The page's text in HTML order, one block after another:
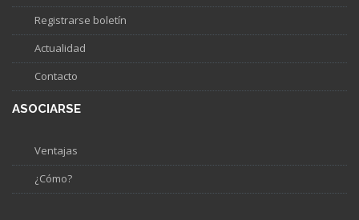
Registrarse boletín
Actualidad
Contacto
ASOCIARSE
Ventajas
¿Cómo?